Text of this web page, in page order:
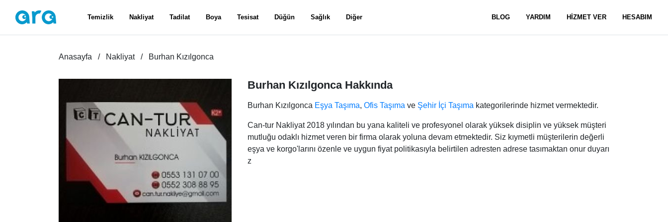
Temizlik Nakliyat Tadilat Boya Tesisat Düğün Sağlık Diğer BLOG YARDIM HİZMET VER HESABIM
Anasayfa Nakliyat Burhan Kızılgonca
Burhan Kızılgonca Hakkında
Burhan Kızılgonca Eşya Taşıma, Ofis Taşıma ve Şehir İçi Taşıma kategorilerinde hizmet vermektedir.
Can-tur Nakliyat 2018 yılından bu yana kaliteli ve profesyonel olarak yüksek disiplin ve yüksek müşteri
mutluğu odaklı hizmet veren bir firma olarak yoluna devam etmektedir. Siz kıymetli müşterilerin değerli
eşya ve korgo'larını özenle ve uygun fiyat politikasıyla belirtilen adresten adrese tasımaktan onur duyarı
z